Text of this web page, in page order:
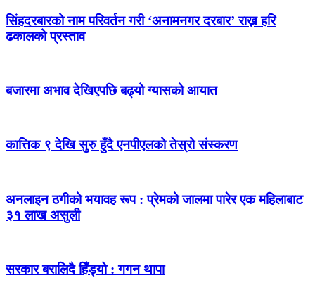
सिंहदरबारको नाम परिवर्तन गरी ‘अनामनगर दरबार’ राख्न हरि
ढकालको प्रस्ताव
बजारमा अभाव देखिएपछि बढ्यो ग्यासको आयात
कात्तिक ९ देखि सुरु हुँदै एनपीएलको तेस्रो संस्करण
अनलाइन ठगीको भयावह रूप : प्रेमको जालमा पारेर एक महिलाबाट
३१ लाख असुली
सरकार बरालिदै हिँड्यो : गगन थापा